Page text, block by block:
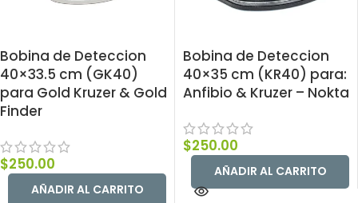
Bobina de Deteccion
40×33.5 cm (GK40)
para Gold Kruzer & Gold
Finder
$250.00
AÑADIR AL CARRITO
Bobina de Deteccion
40×35 cm (KR40) para:
Anfibio & Kruzer – Nokta
$250.00
AÑADIR AL CARRITO